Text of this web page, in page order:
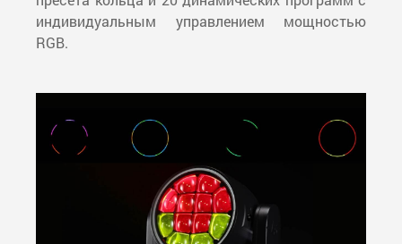
индивидуальным управлением мощностью
RGB.